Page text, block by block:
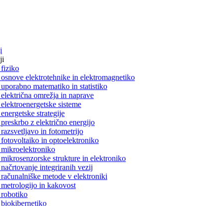
fiziko
elektrotehnike in elektromagnetiko
matematiko in statistiko
omrežja in naprave
sisteme
strategije
z električno energijo
in fotometrijo
in optoelektroniko
strukture in elektroniko
integriranih vezij
metode v elektroniki
in kakovost